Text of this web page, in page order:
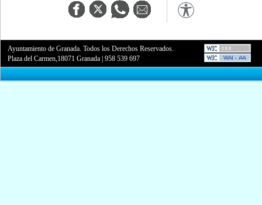
Ayuntamiento de Granada. Todos los Derechos Reservados.
Plaza del Carmen,18071 Granada |958 539 697